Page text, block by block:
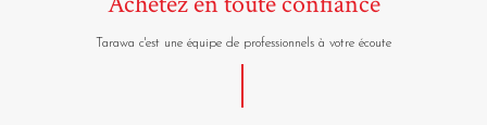
Tarawa c'est une équipe de professionnels à votre écoute